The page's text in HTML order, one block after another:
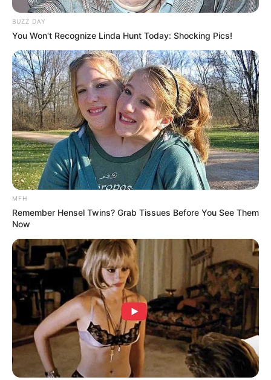
LIHAT ARTIKEL LAINNYA
Nyimas Ratu Rafa Beby Tsabina
BUZZ DAY
You Won't Recognize Linda Hunt Today: Shocking Pics!
MFH
Remember Hensel Twins? Grab Tissues Before You See Them
Now